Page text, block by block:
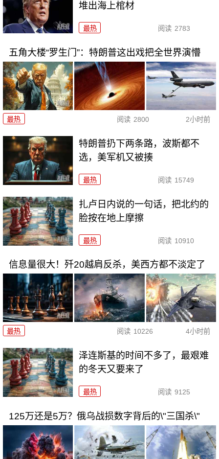
堆出海上棺材
最热 阅读 2783
五角大楼“罗生门”：特朗普这出戏把全世界演懵
最热 阅读 2800 2小时前
特朗普扔下两条路，波斯都不
选，美军机又被揍
最热 阅读 15749
扎卢日内说的一句话，把北约的
脸按在地上摩擦
最热 阅读 10910
信息量很大！歼20越肩反杀，美西方都不淡定了
最热 阅读 10226 4小时前
泽连斯基的时间不多了，最艰难
的冬天又要来了
最热 阅读 9125
125万还是5万？俄乌战损数字背后的\"三国杀\"